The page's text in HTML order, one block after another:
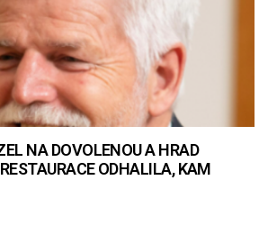
NA DOVOLENOU A HRAD
ODHALILA, KAM